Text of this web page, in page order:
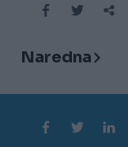
Naredna